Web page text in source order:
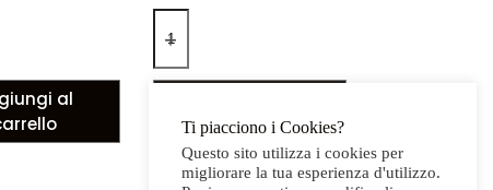
al
carrello
Ti piacciono i Cookies?
Questo sito utilizza i cookies per
migliorare la tua esperienza d'utilizzo.